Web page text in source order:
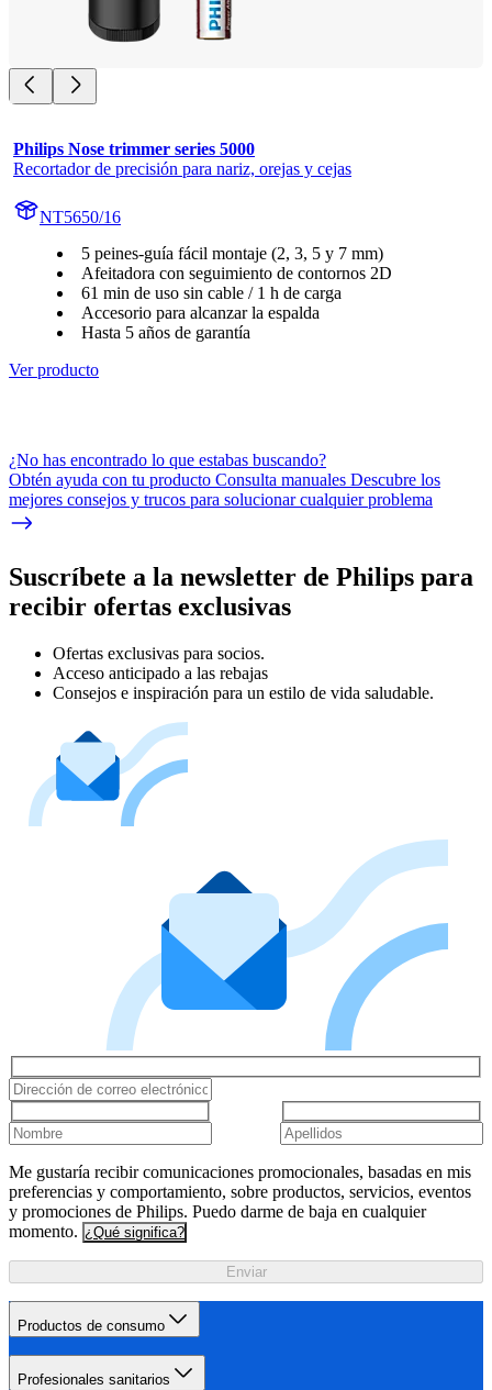
Philips Nose trimmer series 5000
Recortador de precisión para nariz, orejas y cejas
NT5650/16
5 peines-guía fácil montaje (2, 3, 5 y 7 mm)
Afeitadora con seguimiento de contornos 2D
61 min de uso sin cable / 1 h de carga
Accesorio para alcanzar la espalda
Hasta 5 años de garantía
Ver producto
¿No has encontrado lo que estabas buscando?
Obtén ayuda con tu producto Consulta manuales Descubre los
mejores consejos y trucos para solucionar cualquier problema
Suscríbete a la newsletter de Philips para
recibir ofertas exclusivas
Ofertas exclusivas para socios.
Acceso anticipado a las rebajas
Consejos e inspiración para un estilo de vida saludable.
Me gustaría recibir comunicaciones promocionales, basadas en mis
preferencias y comportamiento, sobre productos, servicios, eventos
y promociones de Philips. Puedo darme de baja en cualquier
momento. ¿Qué significa?
Enviar
Productos de consumo
Profesionales sanitarios